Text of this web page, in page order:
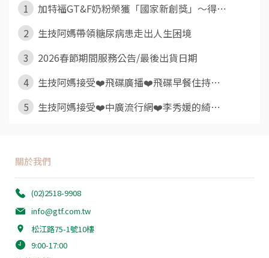
1
加特福GT&F奶粉榮獲「國家新創獎」～得⋯
2
生技阿媽帶領糖尿病患走出人生困境
3
2026春節期間服務公告/最後出貨日期
4
生技阿媽接受❤️飛碟廣播❤️飛碟早餐住持⋯
5
生技阿媽接受❤️中廣流行網❤️李秀媛的綺⋯
關於我們
(02)2518-9908
info@gtf.com.tw
松江路75-1號10樓
9:00-17:00